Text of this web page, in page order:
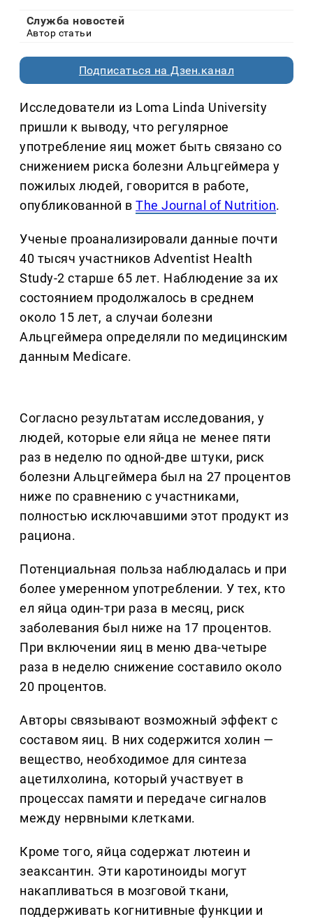
Служба новостей
Автор статьи
Подписаться на Дзен.канал
Исследователи из Loma Linda University
пришли к выводу, что регулярное
употребление яиц может быть связано со
снижением риска болезни Альцгеймера у
пожилых людей, говорится в работе,
опубликованной вThe Journal of Nutrition.
Ученые проанализировали данные почти
40 тысяч участников Adventist Health
Study-2 старше 65 лет. Наблюдение за их
состоянием продолжалось в среднем
около 15 лет, а случаи болезни
Альцгеймера определяли по медицинским
данным Medicare.
Согласно результатам исследования, у
людей, которые ели яйца не менее пяти
раз в неделю по одной-две штуки, риск
болезни Альцгеймера был на 27 процентов
ниже по сравнению с участниками,
полностью исключавшими этот продукт из
рациона.
Потенциальная польза наблюдалась и при
более умеренном употреблении. У тех, кто
ел яйца один-три раза в месяц, риск
заболевания был ниже на 17 процентов.
При включении яиц в меню два-четыре
раза в неделю снижение составило около
20 процентов.
Авторы связывают возможный эффект с
составом яиц. В них содержится холин —
вещество, необходимое для синтеза
ацетилхолина, который участвует в
процессах памяти и передаче сигналов
между нервными клетками.
Кроме того, яйца содержат лютеин и
зеаксантин. Эти каротиноиды могут
накапливаться в мозговой ткани,
поддерживать когнитивные функции и